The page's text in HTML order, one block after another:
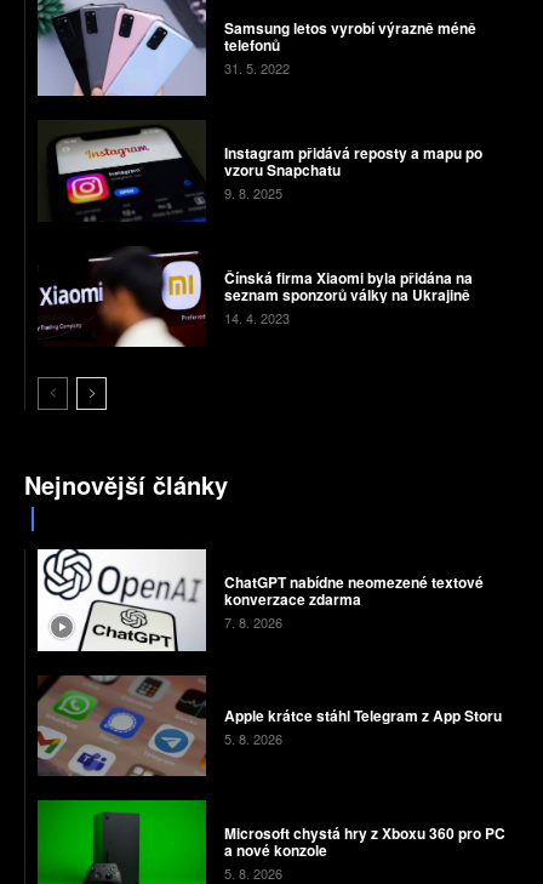
Samsung letos vyrobí výrazně méně
telefonů
31. 5. 2022
Instagram přidává reposty a mapu po
vzoru Snapchatu
9. 8. 2025
Čínská firma Xiaomi byla přidána na
seznam sponzorů války na Ukrajině
14. 4. 2023
Nejnovější články
ChatGPT nabídne neomezené textové
konverzace zdarma
7. 8. 2026
Apple krátce stáhl Telegram z App Storu
5. 8. 2026
Microsoft chystá hry z Xboxu 360 pro PC
a nové konzole
5. 8. 2026